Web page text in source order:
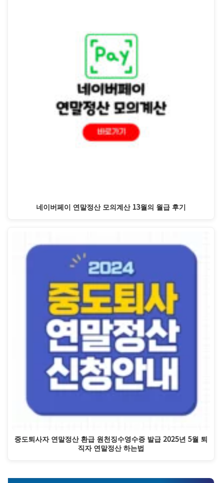
네이버페이 연말정산 모의계산 13월의 월급 후기
중도퇴사자 연말정산 환급 원천징수영수증 발급 2025년 5월 퇴
직자 연말정산 하는법